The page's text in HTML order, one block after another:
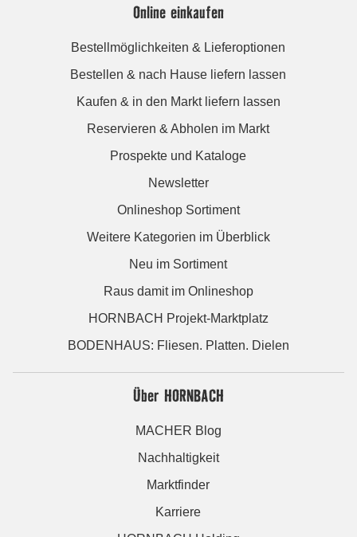
Online einkaufen
Bestellmöglichkeiten & Lieferoptionen
Bestellen & nach Hause liefern lassen
Kaufen & in den Markt liefern lassen
Reservieren & Abholen im Markt
Prospekte und Kataloge
Newsletter
Onlineshop Sortiment
Weitere Kategorien im Überblick
Neu im Sortiment
Raus damit im Onlineshop
HORNBACH Projekt-Marktplatz
BODENHAUS: Fliesen. Platten. Dielen
Über HORNBACH
MACHER Blog
Nachhaltigkeit
Marktfinder
Karriere